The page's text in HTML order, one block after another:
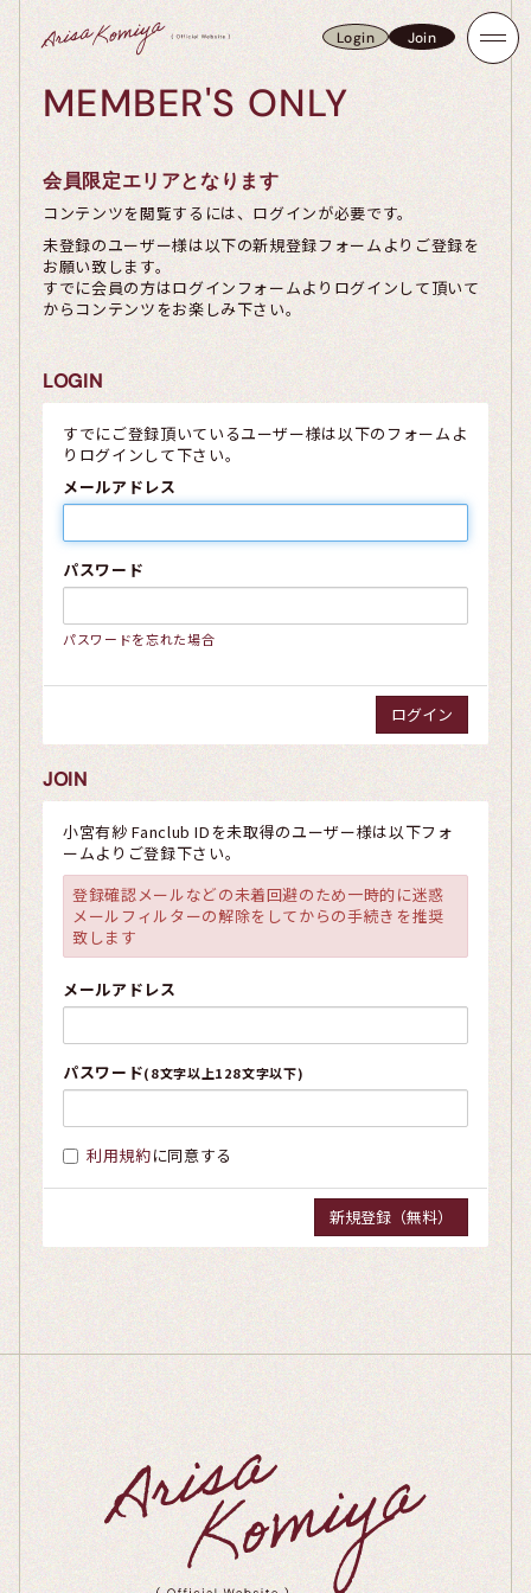
Login
Join
MEMBER'S ONLY
会員限定エリアとなります
コンテンツを閲覧するには、ログインが必要です。
未登録のユーザー様は以下の新規登録フォームよりご登録を
お願い致します。
すでに会員の方はログインフォームよりログインして頂いて
からコンテンツをお楽しみ下さい。
LOGIN
すでにご登録頂いているユーザー様は以下のフォームよ
りログインして下さい。
メールアドレス
パスワード
パスワードを忘れた場合
JOIN
小宮有紗 Fanclub IDを未取得のユーザー様は以下フォ
ームよりご登録下さい。
登録確認メールなどの未着回避のため一時的に迷惑
メールフィルターの解除をしてからの手続きを推奨
致します
メールアドレス
パスワード(8文字以上128文字以下)
利用規約に同意する